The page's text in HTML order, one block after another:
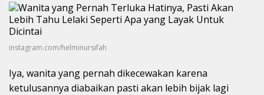
instagram.com/helminursifah
Iya, wanita yang pernah dikecewakan karena
ketulusannya diabaikan pasti akan lebih bijak lagi